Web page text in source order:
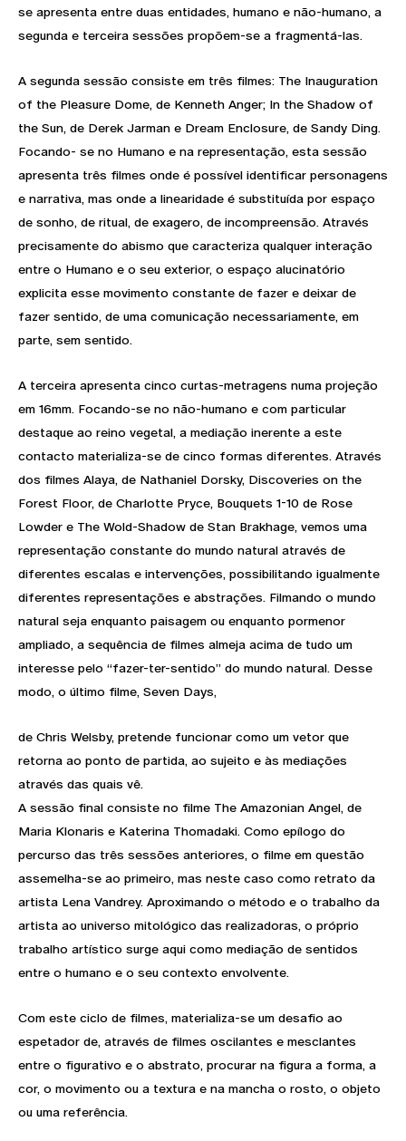
se apresenta entre duas entidades, humano e não-humano, a
segunda e terceira sessões propõem-se a fragmentá-las.
A segunda sessão consiste em três filmes: The Inauguration
of the Pleasure Dome, de Kenneth Anger; In the Shadow of
the Sun, de Derek Jarman e Dream Enclosure, de Sandy Ding.
Focando- se no Humano e na representação, esta sessão
apresenta três filmes onde é possível identificar personagens
e narrativa, mas onde a linearidade é substituída por espaço
de sonho, de ritual, de exagero, de incompreensão. Através
precisamente do abismo que caracteriza qualquer interação
entre o Humano e o seu exterior, o espaço alucinatório
explicita esse movimento constante de fazer e deixar de
fazer sentido, de uma comunicação necessariamente, em
parte, sem sentido.
A terceira apresenta cinco curtas-metragens numa projeção
em 16mm. Focando-se no não-humano e com particular
destaque ao reino vegetal, a mediação inerente a este
contacto materializa-se de cinco formas diferentes. Através
dos filmes Alaya, de Nathaniel Dorsky, Discoveries on the
Forest Floor, de Charlotte Pryce, Bouquets 1-10 de Rose
Lowder e The Wold-Shadow de Stan Brakhage, vemos uma
representação constante do mundo natural através de
diferentes escalas e intervenções, possibilitando igualmente
diferentes representações e abstrações. Filmando o mundo
natural seja enquanto paisagem ou enquanto pormenor
ampliado, a sequência de filmes almeja acima de tudo um
interesse pelo “fazer-ter-sentido” do mundo natural. Desse
modo, o último filme, Seven Days,
de Chris Welsby, pretende funcionar como um vetor que
retorna ao ponto de partida, ao sujeito e às mediações
através das quais vê.
A sessão final consiste no filme The Amazonian Angel, de
Maria Klonaris e Katerina Thomadaki. Como epílogo do
percurso das três sessões anteriores, o filme em questão
assemelha-se ao primeiro, mas neste caso como retrato da
artista Lena Vandrey. Aproximando o método e o trabalho da
artista ao universo mitológico das realizadoras, o próprio
trabalho artístico surge aqui como mediação de sentidos
entre o humano e o seu contexto envolvente.
Com este ciclo de filmes, materializa-se um desafio ao
espetador de, através de filmes oscilantes e mesclantes
entre o figurativo e o abstrato, procurar na figura a forma, a
cor, o movimento ou a textura e na mancha o rosto, o objeto
ou uma referência.